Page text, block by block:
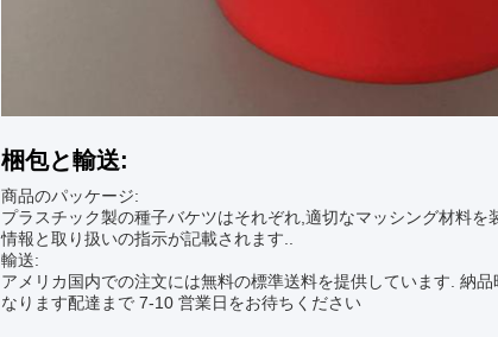
梱包と輸送:
商品のパッケージ:
プラスチック製の種子バケツはそれぞれ,適切なマッシング材料
情報と取り扱いの指示が記載されます..
輸送:
アメリカ国内での注文には無料の標準送料を提供しています. 納
なります配達まで 7-10 営業日をお待ちください